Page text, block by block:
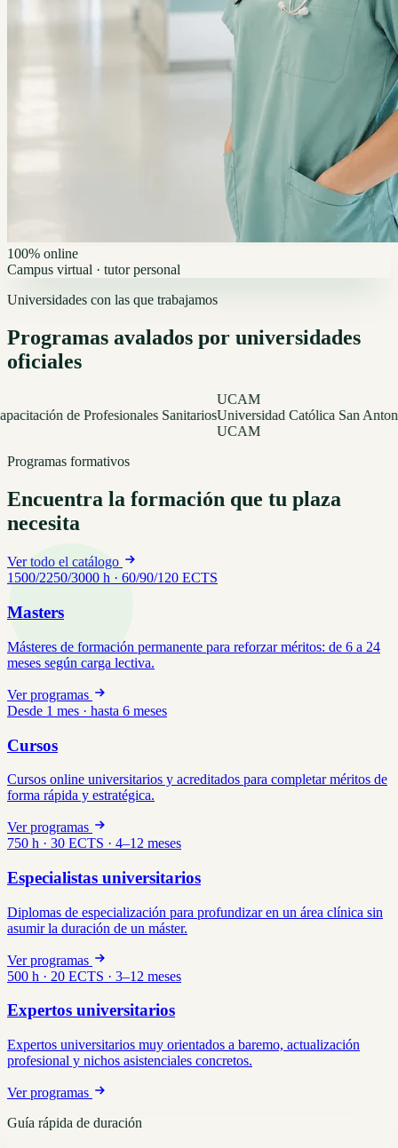
100% online
Campus virtual · tutor personal
Universidades con las que trabajamos
Programas avalados por universidades
oficiales
Profesionales SanitariosUniversidad Católica San Antonio de
Programas formativos
Encuentra la formación que tu plaza
necesita
Ver todo el catálogo
1500/2250/3000 h · 60/90/120 ECTS
Masters
Másteres de formación permanente para reforzar méritos: de 6 a 24
meses según carga lectiva.
Ver programas
Desde 1 mes · hasta 6 meses
Cursos
Cursos online universitarios y acreditados para completar méritos de
forma rápida y estratégica.
Ver programas
750 h · 30 ECTS · 4–12 meses
Especialistas universitarios
Diplomas de especialización para profundizar en un área clínica sin
asumir la duración de un máster.
Ver programas
500 h · 20 ECTS · 3–12 meses
Expertos universitarios
Expertos universitarios muy orientados a baremo, actualización
profesional y nichos asistenciales concretos.
Ver programas
Guía rápida de duración